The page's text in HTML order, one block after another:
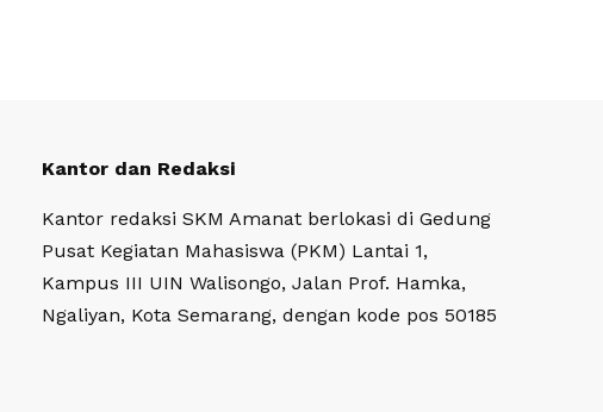
Kantor dan Redaksi
Kantor redaksi SKM Amanat berlokasi di Gedung
Pusat Kegiatan Mahasiswa (PKM) Lantai 1,
Kampus III UIN Walisongo, Jalan Prof. Hamka,
Ngaliyan, Kota Semarang, dengan kode pos 50185